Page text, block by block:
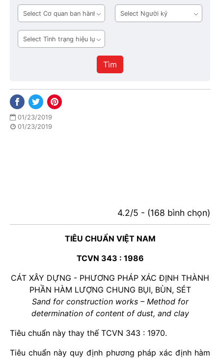
bản
Cơ
quan
ban
hành
Người
ký
Tình
trạng
Tìm
01/23/2019
01/23/2019
4.2/5 - (168 bình chọn)
TIÊU CHUẨN VIỆT NAM
TCVN 343 : 1986
CÁT XÂY DỰNG - PHƯƠNG PHÁP XÁC ĐỊNH THÀNH
PHẦN HÀM LƯỢNG CHUNG BỤI, BÙN, SÉT
Sand for construction works – Method for
determination of content of dust, and clay
Tiêu chuẩn này thay thế TCVN 343 : 1970.
Tiêu chuẩn này quy định phương pháp xác định hàm